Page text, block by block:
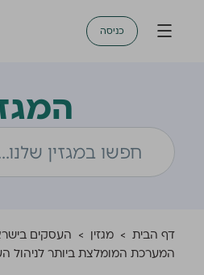
כניסה
דף הבית > מגזין > העסקים
המערכת המומלצת ביותר לניהול